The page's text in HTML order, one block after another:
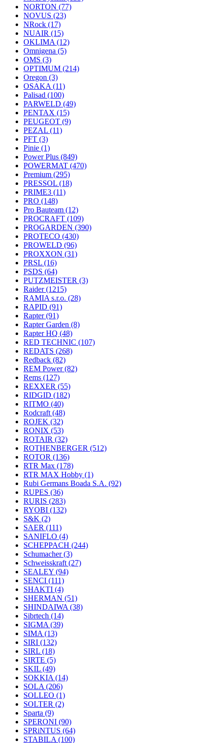
NORTON (77)
NOVUS (23)
NRock (17)
NUAIR (15)
OKLIMA (12)
Omnigena (5)
OMS (3)
OPTIMUM (214)
Oregon (3)
OSAKA (11)
Palisad (100)
PARWELD (49)
PENTAX (15)
PEUGEOT (9)
PEZAL (11)
PFT (3)
Pinie (1)
Power Plus (849)
POWERMAT (470)
Premium (295)
PRESSOL (18)
PRIME3 (11)
PRO (148)
Pro Bauteam (12)
PROCRAFT (109)
PROGARDEN (390)
PROTECO (430)
PROWELD (96)
PROXXON (31)
PRSL (16)
PSDS (64)
PUTZMEISTER (3)
Raider(1215)
RAMIA s.r.o. (28)
RAPID (91)
Rapter(91)
Rapter Garden (8)
Rapter HQ (48)
RED TECHNIC (107)
REDATS (268)
Redback (82)
REM Power(82)
Rems (127)
REXXER (55)
RIDGID (182)
RITMO (40)
Rodcraft (48)
ROJEK (32)
RONIX (53)
ROTAIR (32)
ROTHENBERGER (512)
ROTOR (136)
RTR Max (178)
RTR MAX Hobby (1)
Rubi Germans Boada S.A. (92)
RUPES (36)
RURIS (283)
RYOBI (132)
S&K (2)
SAER (111)
SANIFLO (4)
SCHEPPACH (244)
Schumacher(3)
Schweisskraft (27)
SEALEY (94)
SENCI (111)
SHAKTI (4)
SHERMAN (51)
SHINDAIWA (38)
Sibrtech (14)
SIGMA (39)
SIMA (13)
SIRI (132)
SIRL (18)
SIRTE (5)
SKIL (49)
SOKKIA (14)
SOLA (206)
SOLLEO (1)
SOLTER (2)
Sparta (9)
SPERONI (90)
SPRiNTUS (64)
STABILA (100)